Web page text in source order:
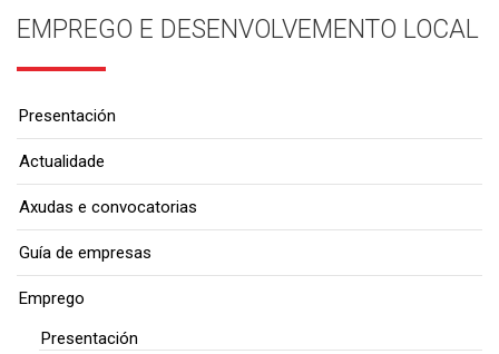
EMPREGO E DESENVOLVEMENTO LOCAL
Presentación
Actualidade
Axudas e convocatorias
Guía de empresas
Emprego
Presentación